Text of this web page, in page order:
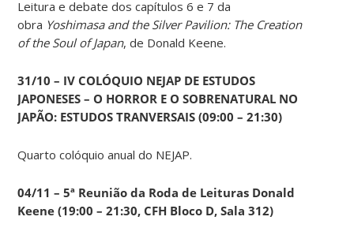
Leitura e debate dos capítulos 6 e 7 da
obra Yoshimasa and the Silver Pavilion: The Creation
of the Soul of Japan, de Donald Keene.
31/10 – IV COLÓQUIO NEJAP DE ESTUDOS
JAPONESES – O HORROR E O SOBRENATURAL NO
JAPÃO: ESTUDOS TRANVERSAIS (09:00 – 21:30)
Quarto colóquio anual do NEJAP.
04/11 – 5ª Reunião da Roda de Leituras Donald
Keene (19:00 – 21:30, CFH Bloco D, Sala 312)